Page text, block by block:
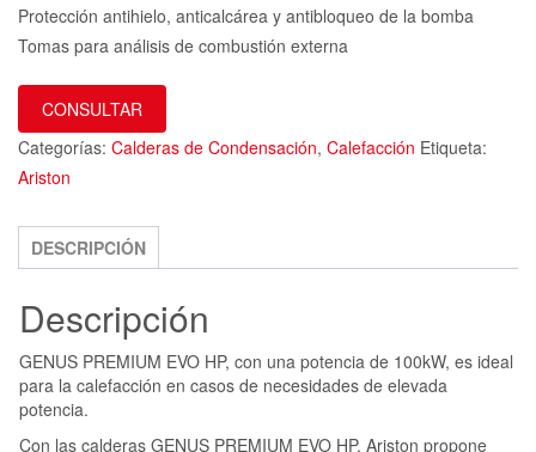
Protección antihielo, anticalcárea y antibloqueo de la bomba
Tomas para análisis de combustión externa
CONSULTAR
Categorías: Calderas de Condensación, Calefacción Etiqueta:
Ariston
DESCRIPCIÓN
Descripción
GENUS PREMIUM EVO HP, con una potencia de 100kW, es ideal
para la calefacción en casos de necesidades de elevada
potencia.
Con las calderas GENUS PREMIUM EVO HP, Ariston propone